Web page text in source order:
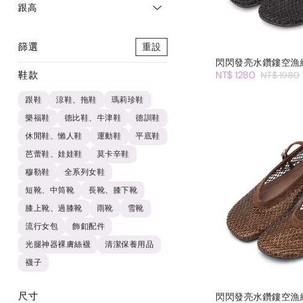
跟高
篩選 重設
鞋款
跟鞋 涼鞋、拖鞋
瑪莉珍鞋
樂福鞋
德比鞋、牛津鞋
德訓鞋
休閒鞋、懶人鞋
運動鞋
平底鞋
芭蕾鞋、娃娃鞋
莫卡辛鞋
穆勒鞋
全系列女鞋
短靴、中筒靴
長靴、膝下靴
膝上靴、過膝靴
雨靴
雪靴
流行女包
飾釦配件
光腿神器裸膚絲襪
清潔保養用品
襪子
尺寸
閃閃發亮水鑽鏤空漁
NT$ 1280 NT$ 1980
閃閃發亮水鑽鏤空漁